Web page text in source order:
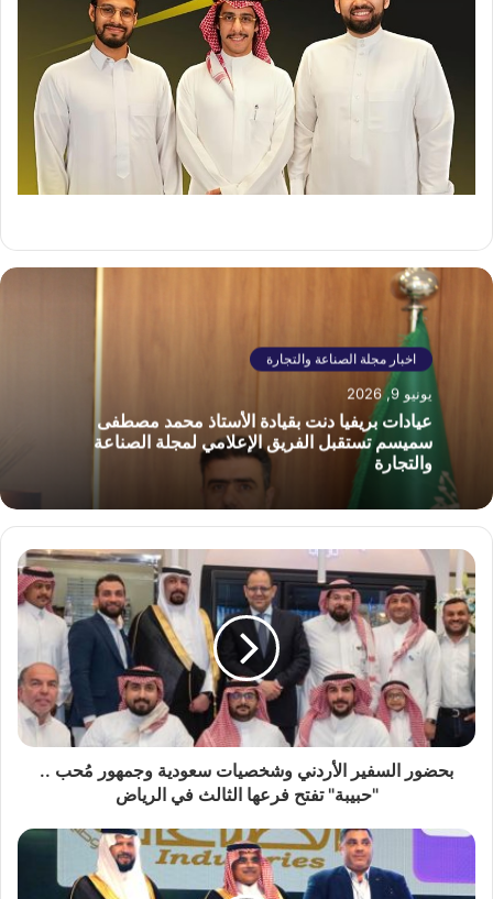
اخبار مجلة الصناعة والتجارة
يونيو 9, 2026
عيادات بريفيا دنت بقيادة الأستاذ محمد مصطفى
سميسم تستقبل الفريق الإعلامي لمجلة الصناعة
والتجارة
بحضور السفير الأردني وشخصيات سعودية وجمهور مُحب ..
"حبيبة" تفتح فرعها الثالث في الرياض